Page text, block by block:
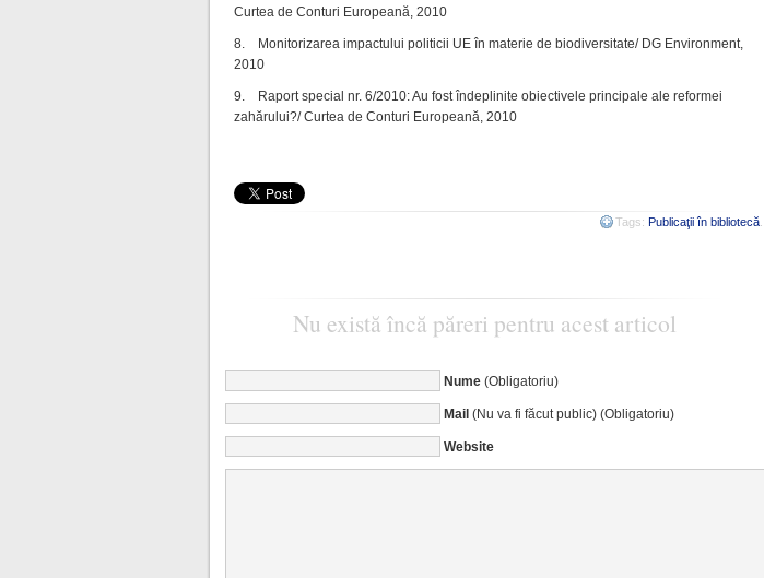
Curtea de Conturi Europeană, 2010
8. Monitorizarea impactului politicii UE în materie de biodiversitate/ DG Environment,
2010
9. Raport special nr. 6/2010: Au fost îndeplinite obiectivele principale ale reformei
zahărului?/ Curtea de Conturi Europeană, 2010
Tags:Publicaţii în bibliotecă
Nu există încă păreri pentru acest articol
Nume(Obligatoriu)
Mail(Nu va fi făcut public) (Obligatoriu)
Website